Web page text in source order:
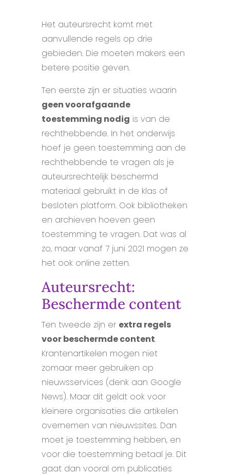
Het auteursrecht komt met
aanvullende regels op drie
gebieden. Die moeten makers een
betere positie geven.
Ten eerste zijn er situaties waarin
geen voorafgaande
toestemming nodig is van de
rechthebbende. In het onderwijs
hoef je geen toestemming aan de
rechthebbende te vragen als je
auteursrechtelijk beschermd
materiaal gebruikt in de klas of
besloten platform. Ook bibliotheken
en archieven hoeven geen
toestemming te vragen. Dat was al
zo, maar vanaf 7 juni 2021 mogen ze
het ook online zetten.
Auteursrecht:
Beschermde content
Ten tweede zijn er extra regels
voor beschermde content.
Krantenartikelen mogen niet
zomaar meer gebruiken op
nieuwsservices (denk aan Google
News). Maar dit geldt ook voor
kleinere organisaties die artikelen
overnemen van nieuwssites. Dan
moet je toestemming hebben, en
voor die toestemming betaal je. Dit
gaat dan vooral om publicaties